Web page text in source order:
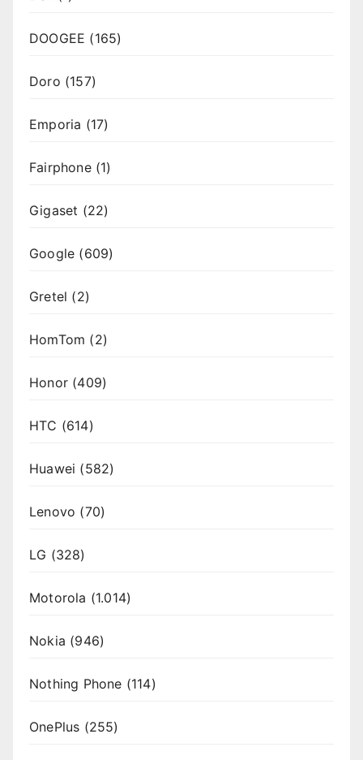
DOOGEE (165)
Doro (157)
Emporia (17)
Fairphone(1)
Gigaset (22)
Google (609)
Gretel (2)
HomTom (2)
Honor (409)
HTC (614)
Huawei (582)
Lenovo (70)
LG (328)
Motorola (1.014)
Nokia (946)
Nothing Phone (114)
OnePlus (255)